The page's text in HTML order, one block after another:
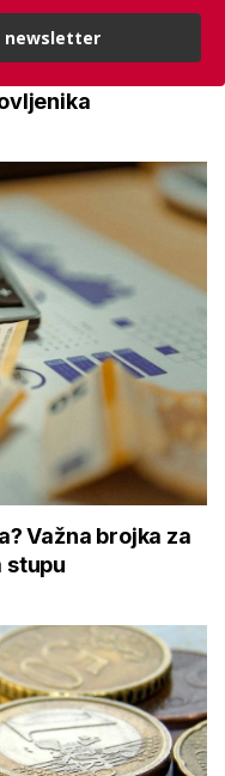
dvije kategorije,
Važna brojka za
stupu
newsletter